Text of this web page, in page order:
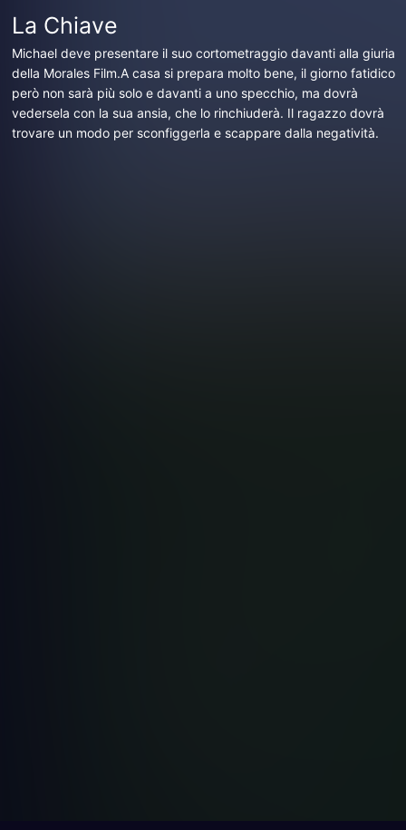
La Chiave
Michael deve presentare il suo cortometraggio davanti alla giuria
della Morales Film.A casa si prepara molto bene, il giorno fatidico
però non sarà più solo e davanti a uno specchio, ma dovrà
vedersela con la sua ansia, che lo rinchiuderà. Il ragazzo dovrà
trovare un modo per sconfiggerla e scappare dalla negatività.